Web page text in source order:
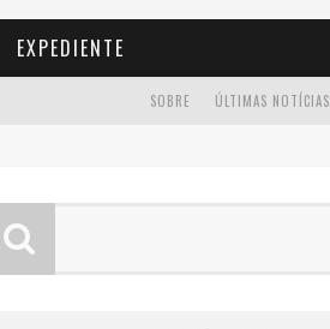
EXPEDIENTE
ÚLTIMAS NOTÍCIAS
SOBRE